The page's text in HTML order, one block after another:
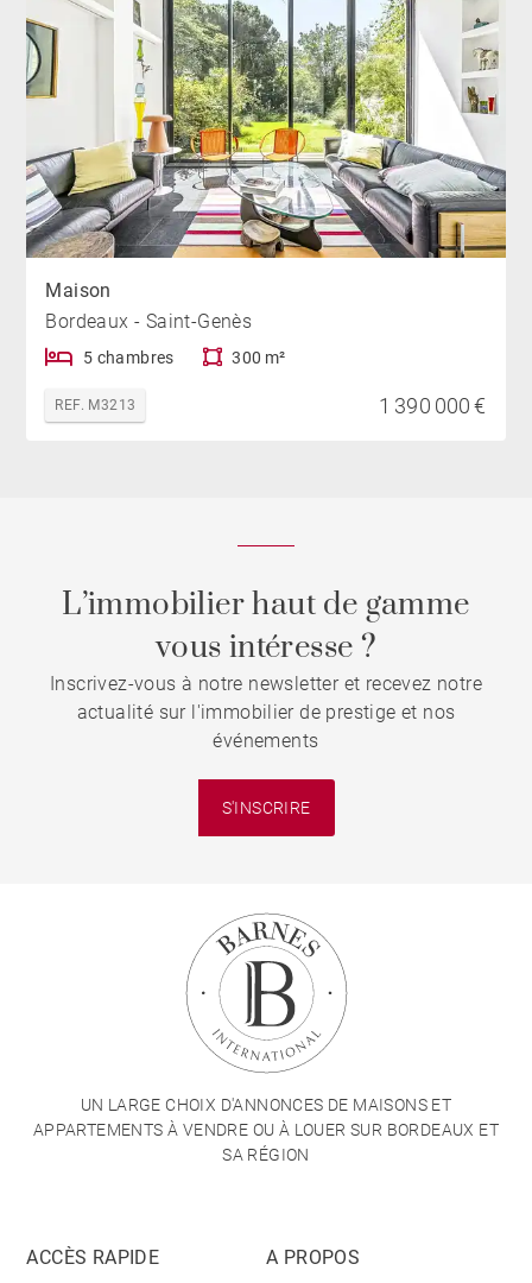
Maison
Bordeaux - Saint-Genès
5 chambres 300 m²
REF. M3213 1 390 000 €
L’immobilier haut de gamme
vous intéresse ?
Inscrivez-vous à notre newsletter et recevez notre
actualité sur l'immobilier de prestige et nos
événements
S'INSCRIRE
UN LARGE CHOIX D'ANNONCES DE MAISONS ET
APPARTEMENTS À VENDRE OU À LOUER SUR BORDEAUX ET
SA RÉGION
ACCÈS RAPIDE
A PROPOS